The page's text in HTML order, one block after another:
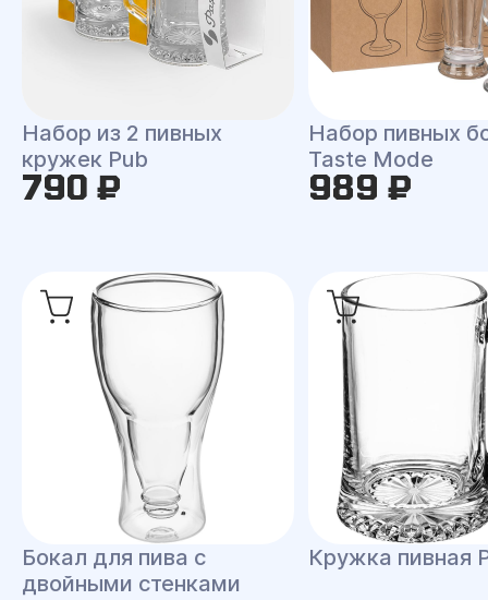
Набор из 2 пивных
кружек Pub
790 ₽
Набор пивных
Taste Mode
989 ₽
Бокал для пива с
двойными стенками
Кружка пивная